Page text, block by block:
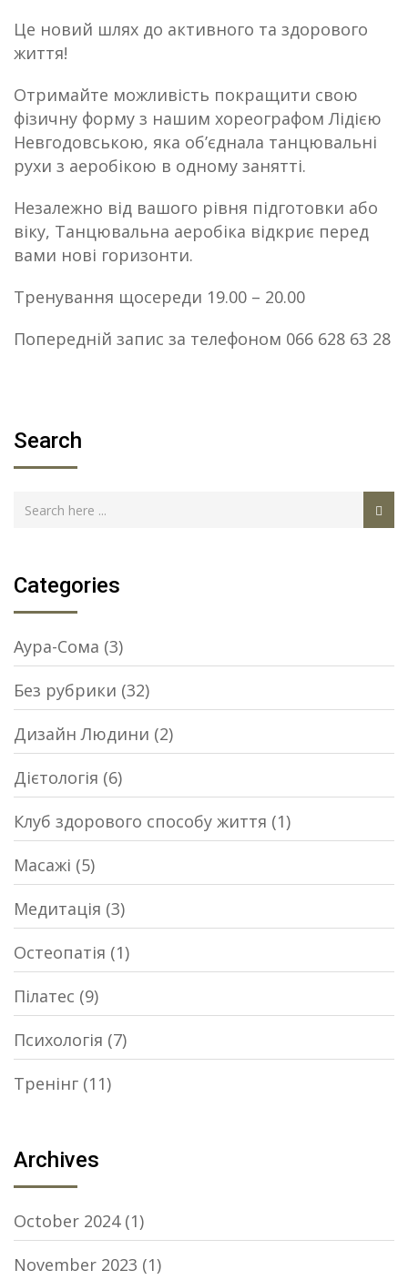
Це новий шлях до активного та здорового
життя!
Отримайте можливість покращити свою
фізичну форму з нашим хореографом Лідією
Невгодовською, яка об’єднала танцювальні
рухи з аеробікою в одному занятті.
Незалежно від вашого рівня підготовки або
віку, Танцювальна аеробіка відкриє перед
вами нові горизонти.
Тренування щосереди 19.00 – 20.00
Попередній запис за телефоном 066 628 63 28
Search
Categories
Аура-Сома (3)
Без рубрики (32)
Дизайн Людини (2)
Дієтологія (6)
Клуб здорового способу життя (1)
Масажі (5)
Медитація (3)
Остеопатія (1)
Пілатес (9)
Психологія (7)
Тренінг (11)
Archives
October 2024(1)
November 2023 (1)